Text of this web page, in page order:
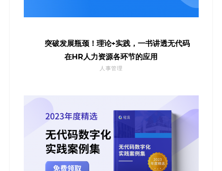
突破发展瓶颈！理论+实践，一书讲透无代码
在HR人力资源各环节的应用
人事管理